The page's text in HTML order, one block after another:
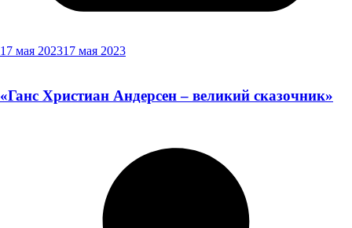
17 мая 202317 мая 2023
«Ганс Христиан Андерсен – великий сказочник»